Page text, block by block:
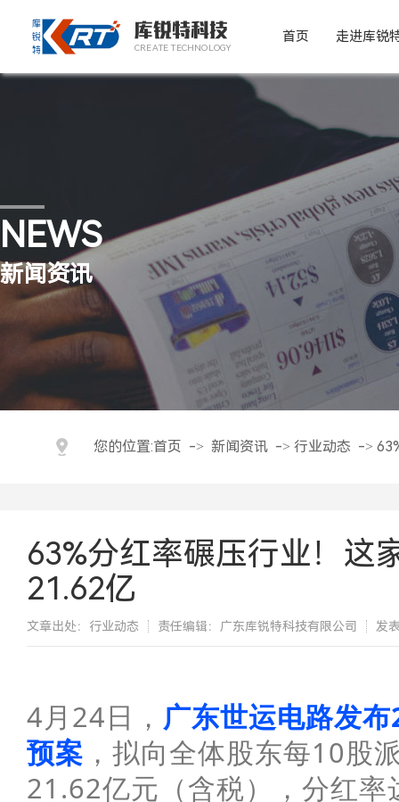
库锐特科技
CREATE TECHNOLOGY
首页 走进库锐
NEWS
新闻资讯
您的位置:首页 -> 新闻资讯 -> 行业动态 ->
63%分红率碾压行业！这
21.62亿
文章出处：行业动态 责任编辑：广东库锐特科技有限公司 发
​4月24日， 广东世运电路发
预案 ，拟向全体股东每10股
21.62亿元（含税）， 分红率